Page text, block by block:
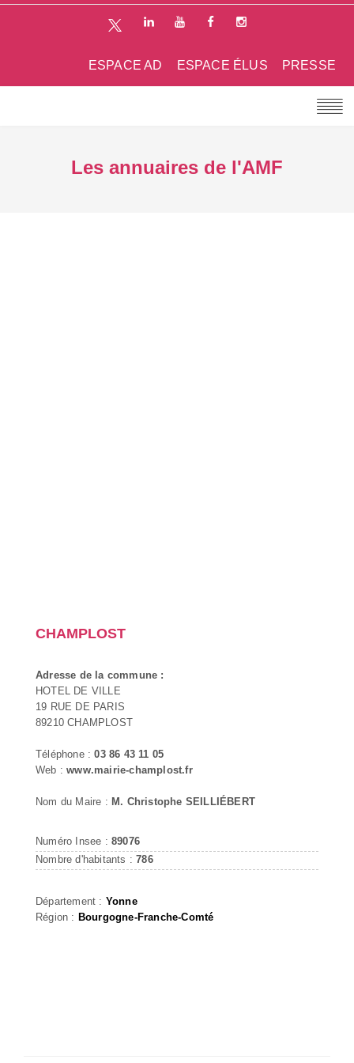
PRESSE
ESPACE ÉLUS
ESPACE AD
Les annuaires de l'AMF
CHAMPLOST
Adresse de la commune :
HOTEL DE VILLE
19 RUE DE PARIS
89210 CHAMPLOST
Téléphone :03 86 43 11 05
Web :www.mairie-champlost.fr
Nom du Maire : M. Christophe SEILLIÉBERT
Numéro Insee : 89076
Nombre d'habitants :786
Département : Yonne
Région : Bourgogne-Franche-Comté